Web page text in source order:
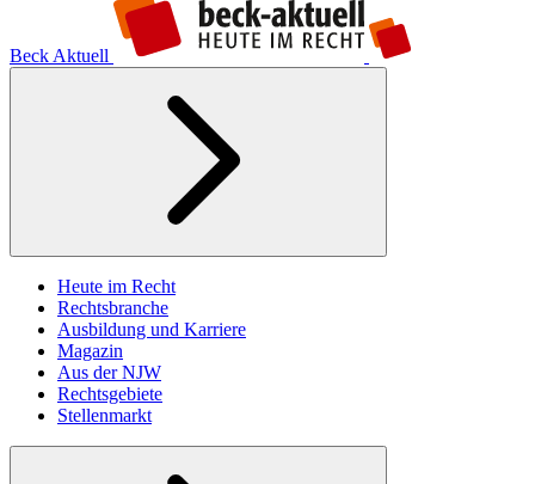
Beck Aktuell
Heute im Recht
Rechtsbranche
Ausbildung und Karriere
Magazin
Aus der NJW
Rechtsgebiete
Stellenmarkt